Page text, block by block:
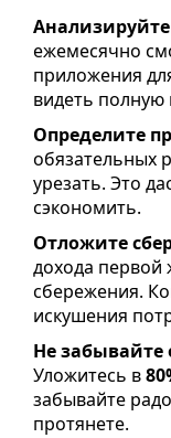
ежемесячно
приложения
видеть полную
Определите
обязательных
урезать. Это
сэкономить.
Отложите
дохода первой
сбережения.
искушения
Не забывайте
Уложитесь в
забывайте
протянете.